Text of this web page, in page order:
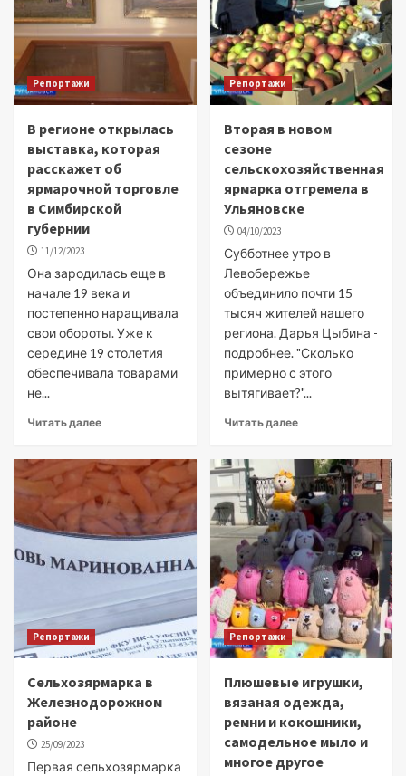
Репортажи
В регионе открылась
выставка, которая
расскажет об
ярмарочной торговле
в Симбирской
губернии
11/12/2023
Она зародилась еще в
начале 19 века и
постепенно наращивала
свои обороты. Уже к
середине 19 столетия
обеспечивала товарами
не...
Читать далее
Репортажи
Вторая в новом
сезоне
сельскохозяйственная
ярмарка отгремела в
Ульяновске
04/10/2023
Субботнее утро в
Левобережье
объединило почти 15
тысяч жителей нашего
региона. Дарья Цыбина -
подробнее. "Сколько
примерно с этого
вытягивает?"...
Читать далее
Репортажи
Сельхозярмарка в
Железнодорожном
районе
25/09/2023
Первая сельхозярмарка
Репортажи
Плюшевые игрушки,
вязаная одежда,
ремни и кокошники,
самодельное мыло и
многое другое